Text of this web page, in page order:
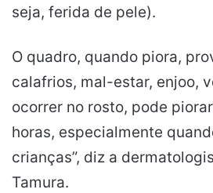
seja, ferida de pele).
O quadro, quando piora,
calafrios, mal-estar, enjoo,
ocorrer no rosto, pode
horas, especialmente
crianças”, diz a
Tamura.